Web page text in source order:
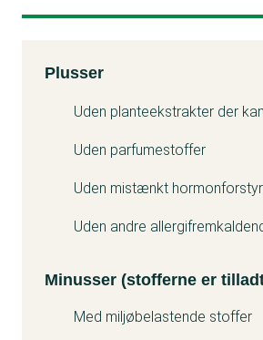
Kemitest
Plusser
Uden planteekstrakter der
Uden parfumestoffer
Uden mistænkt
Uden andre
Minusser (stofferne er
Med miljøbelastende stoffer